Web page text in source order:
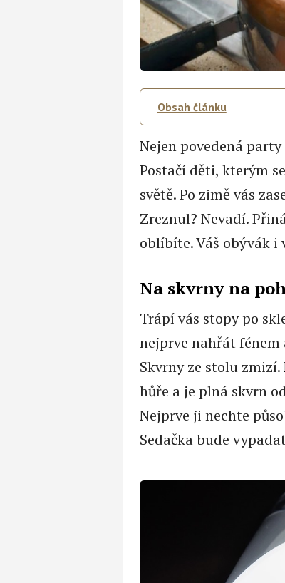
Obsah článku
Nejen povedená
Postačí děti, kterým
světě. Po zimě vás
Zreznul? Nevadí.
oblíbíte. Váš obývák i
Na skvrny na
Trápí vás stopy po
nejprve nahřát
Skvrny ze stolu zmizí.
hůře a je plná skvrn
Nejprve ji nechte
Sedačka bude